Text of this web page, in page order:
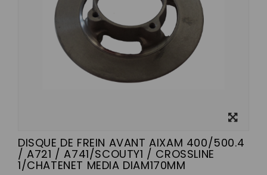
DISQUE DE FREIN AVANT AIXAM 400/500.4
/ A721 / A741/SCOUTY1 / CROSSLINE
1/CHATENET MEDIA DIAM170MM